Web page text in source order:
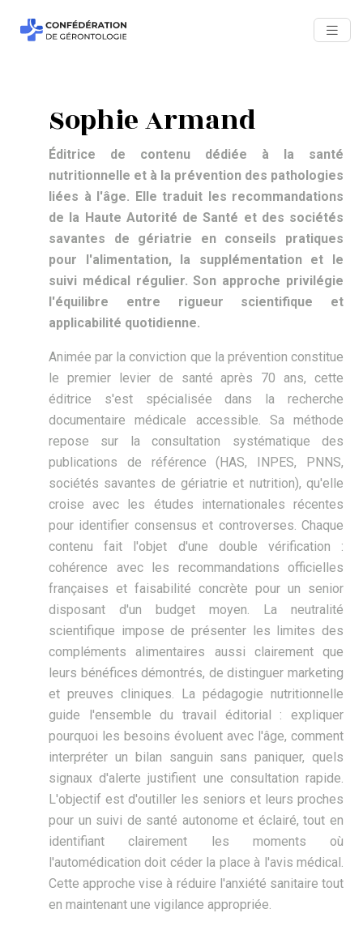
Sophie Armand
Éditrice de contenu dédiée à la santé
nutritionnelle et à la prévention des pathologies
liées à l'âge. Elle traduit les recommandations
de la Haute Autorité de Santé et des sociétés
savantes de gériatrie en conseils pratiques
pour l'alimentation, la supplémentation et le
suivi médical régulier. Son approche privilégie
l'équilibre entre rigueur scientifique et
applicabilité quotidienne.
Animée par la conviction que la prévention constitue
le premier levier de santé après 70 ans, cette
éditrice s'est spécialisée dans la recherche
documentaire médicale accessible. Sa méthode
repose sur la consultation systématique des
publications de référence (HAS, INPES, PNNS,
sociétés savantes de gériatrie et nutrition), qu'elle
croise avec les études internationales récentes
pour identifier consensus et controverses. Chaque
contenu fait l'objet d'une double vérification :
cohérence avec les recommandations officielles
françaises et faisabilité concrète pour un senior
disposant d'un budget moyen. La neutralité
scientifique impose de présenter les limites des
compléments alimentaires aussi clairement que
leurs bénéfices démontrés, de distinguer marketing
et preuves cliniques. La pédagogie nutritionnelle
guide l'ensemble du travail éditorial : expliquer
pourquoi les besoins évoluent avec l'âge, comment
interpréter un bilan sanguin sans paniquer, quels
signaux d'alerte justifient une consultation rapide.
L'objectif est d'outiller les seniors et leurs proches
pour un suivi de santé autonome et éclairé, tout en
identifiant clairement les moments où
l'automédication doit céder la place à l'avis médical.
Cette approche vise à réduire l'anxiété sanitaire tout
en maintenant une vigilance appropriée.